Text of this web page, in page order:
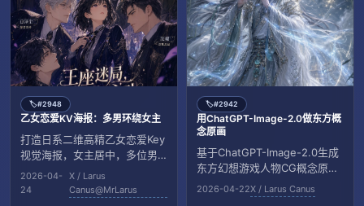
🏷️#2948
乙女恋爱KV海报：多男环绕女主
打造日系二维高精乙女恋爱Key
视觉海报，女主居中，多位男
性从四周营造暧昧张力。
2026-04-
24
X / Larus
Canus@MrLarus
🏷️#2942
用ChatGPT-Image-2.0做东方概
念原画
基于ChatGPT-Image-2.0生成
东方幻想游戏人物CG概念原
画。并提供聚焦乐器姿态与电
影级质感的提示词模板。
2026-04-22X / Larus Canus